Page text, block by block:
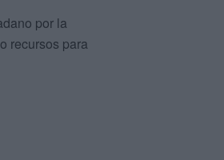
por la
recursos para